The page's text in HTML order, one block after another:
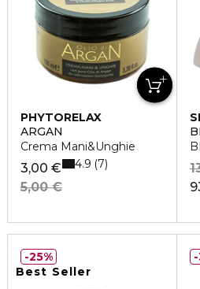
PHYTORELAX
ARGAN
Crema Mani&Unghie
3,00 €
5,00 €
4.9 7
Best Seller
25%